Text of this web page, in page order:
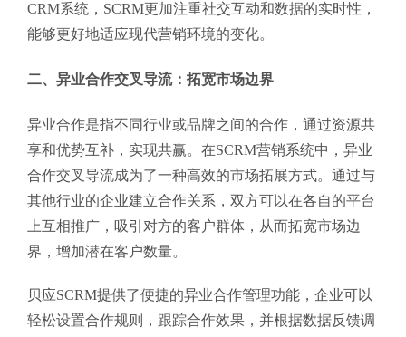
CRM系统，SCRM更加注重社交互动和数据的实时性，
能够更好地适应现代营销环境的变化。
二、异业合作交叉导流：拓宽市场边界
异业合作是指不同行业或品牌之间的合作，通过资源共
享和优势互补，实现共赢。在SCRM营销系统中，异业
合作交叉导流成为了一种高效的市场拓展方式。通过与
其他行业的企业建立合作关系，双方可以在各自的平台
上互相推广，吸引对方的客户群体，从而拓宽市场边
界，增加潜在客户数量。
贝应SCRM提供了便捷的异业合作管理功能，企业可以
轻松设置合作规则，跟踪合作效果，并根据数据反馈调